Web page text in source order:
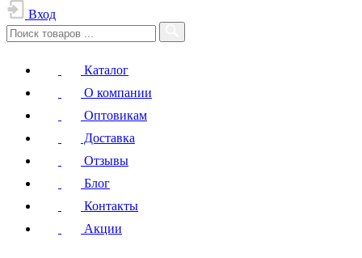
Вход
Каталог
О компании
Оптовикам
Доставка
Отзывы
Блог
Контакты
Акции